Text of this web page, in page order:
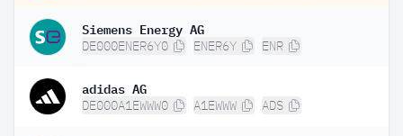
Siemens Energy AG
DE000ENER6Y0 ENER6Y ENR
adidas AG
DE000A1EWWW0 A1EWWW ADS